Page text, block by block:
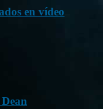
en vídeo